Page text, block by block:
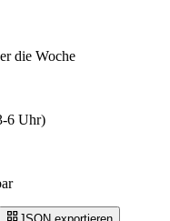
die Woche
6 Uhr)